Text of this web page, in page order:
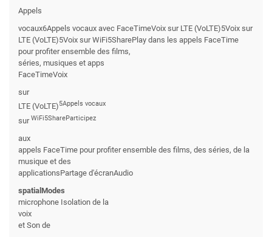
Appels
vocaux6Appels vocaux avec FaceTimeVoix sur LTE (VoLTE)5Voix sur
LTE (VoLTE)5Voix sur WiFi5SharePlay dans les appels FaceTime
pour profiter ensemble des films,
séries, musiques et apps
FaceTimeVoix
sur
LTE (VoLTE)5Appels vocaux
surWiFi5ShareParticipez
aux
appels FaceTime pour profiter ensemble des films, des séries, de la
musique et des
applicationsPartage d'écranAudio
spatialModes
microphone Isolation de la
voix
et Son de